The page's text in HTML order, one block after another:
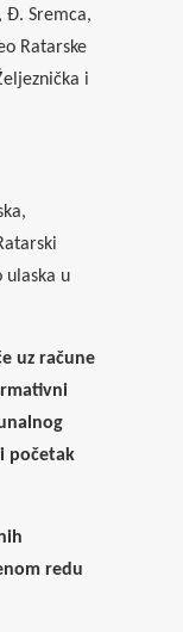
Đ. Sremca,
Ratarske
i
ulaska u
uz račune
početak
redu